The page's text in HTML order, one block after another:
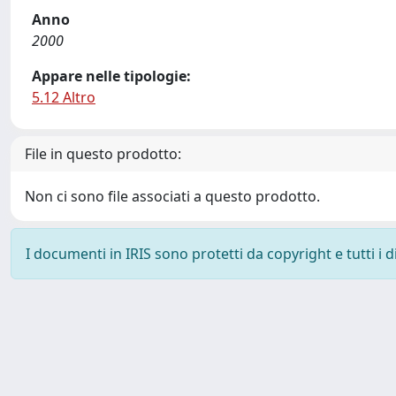
Anno
2000
Appare nelle tipologie:
5.12 Altro
File in questo prodotto:
Non ci sono file associati a questo prodotto.
I documenti in IRIS sono protetti da copyright e tutti i